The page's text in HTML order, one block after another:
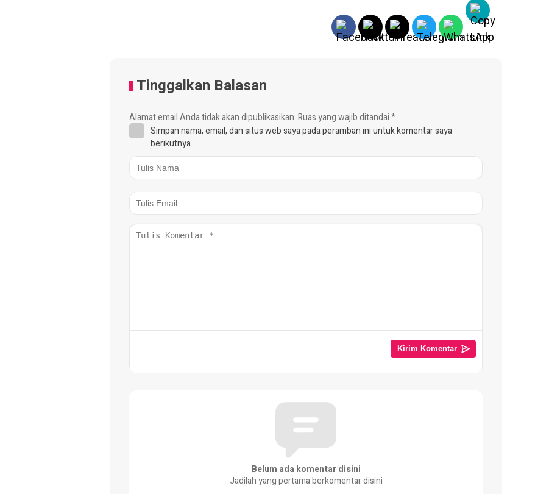
Tinggalkan Balasan
Alamat email Anda tidak akan dipublikasikan.Ruas yang wajib ditandai*
Simpan nama, email, dan situs web saya pada peramban ini untuk komentar saya
berikutnya.
Belum ada komentar disini
Jadilah yang pertama berkomentar disini